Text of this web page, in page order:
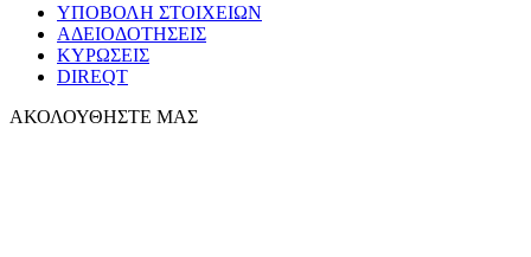
ΥΠΟΒΟΛΗ ΣΤΟΙΧΕΙΩΝ
ΑΔΕΙΟΔΟΤΗΣΕΙΣ
ΚΥΡΩΣΕΙΣ
DIREQT
ΑΚΟΛΟΥΘΗΣΤΕ ΜΑΣ